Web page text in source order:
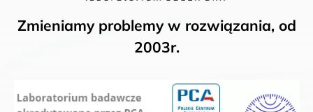
Zmieniamy problemy w rozwiązania, od
2003r.